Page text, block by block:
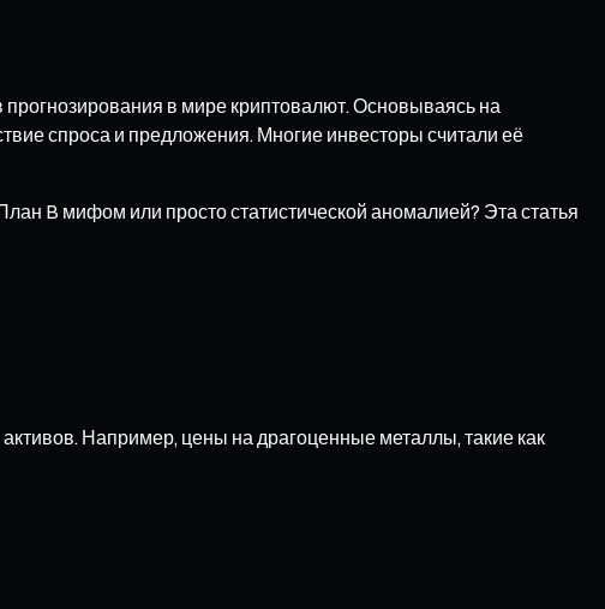
в мире криптовалют. Основываясь на
спроса и предложения. Многие инвесторы считали её
B мифом или просто статистической аномалией? Эта статья
Например, цены на драгоценные металлы, такие как